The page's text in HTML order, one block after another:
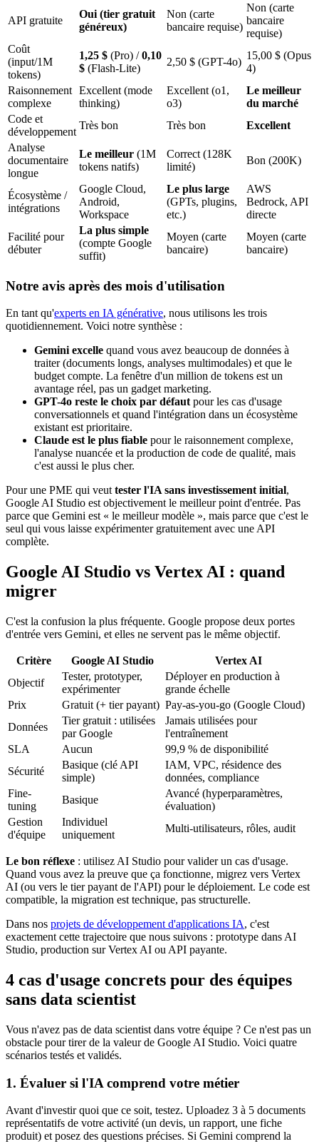
API gratuite
Oui (tier gratuit
généreux)
Non (carte
bancaire requise)
Non (carte
bancaire
requise)
Coût
(input/1M
tokens)
1,25 $ (Pro) /0,10
$ (Flash-Lite)
2,50 $ (GPT-4o)
15,00 $ (Opus
4)
Raisonnement
complexe
Excellent (mode
thinking)
Excellent (o1,
o3)
Le meilleur
du marché
Code et
développement
Très bon Très bon
Excellent
Analyse
documentaire
longue
Le meilleur (1M
tokens natifs)
Correct (128K
limité)
Bon (200K)
Écosystème /
intégrations
Google Cloud,
Android,
Workspace
Le plus large
(GPTs, plugins,
etc.)
AWS
Bedrock, API
directe
Facilité pour
débuter
La plus simple
(compte Google
suffit)
Moyen (carte
bancaire)
Moyen (carte
bancaire)
Notre avis après des mois d'utilisation
En tant qu'experts en IA générative, nous utilisons les trois
quotidiennement. Voici notre synthèse :
Gemini excelle quand vous avez beaucoup de données à
traiter (documents longs, analyses multimodales) et que le
budget compte. La fenêtre d'un million de tokens est un
avantage réel, pas un gadget marketing.
GPT-4o reste le choix par défaut pour les cas d'usage
conversationnels et quand l'intégration dans un écosystème
existant est prioritaire.
Claude est le plus fiable pour le raisonnement complexe,
l'analyse nuancée et la production de code de qualité, mais
c'est aussi le plus cher.
Pour une PME qui veut tester l'IA sans investissement initial,
Google AI Studio est objectivement le meilleur point d'entrée. Pas
parce que Gemini est « le meilleur modèle », mais parce que c'est le
seul qui vous laisse expérimenter gratuitement avec une API
complète.
Google AI Studio vs Vertex AI : quand
migrer
C'est la confusion la plus fréquente. Google propose deux portes
d'entrée vers Gemini, et elles ne servent pas le même objectif.
Critère Google AI Studio
Vertex AI
Objectif
Tester, prototyper,
expérimenter
Déployer en production à
grande échelle
Prix
Gratuit (+ tier payant) Pay-as-you-go (Google Cloud)
Données
Tier gratuit : utilisées
par Google
Jamais utilisées pour
l'entraînement
SLA
Aucun
99,9 % de disponibilité
Sécurité
Basique (clé API
simple)
IAM, VPC, résidence des
données, compliance
Fine-
tuning
Basique
Avancé (hyperparamètres,
évaluation)
Gestion
d'équipe
Individuel
uniquement
Multi-utilisateurs, rôles, audit
Le bon réflexe : utilisez AI Studio pour valider un cas d'usage.
Quand vous avez la preuve que ça fonctionne, migrez vers Vertex
AI (ou vers le tier payant de l'API) pour le déploiement. Le code est
compatible, la migration est technique, pas structurelle.
Dans nos projets de développement d'applications IA, c'est
exactement cette trajectoire que nous suivons : prototype dans AI
Studio, production sur Vertex AI ou API payante.
4 cas d'usage concrets pour des équipes
sans data scientist
Vous n'avez pas de data scientist dans votre équipe ? Ce n'est pas un
obstacle pour tirer de la valeur de Google AI Studio. Voici quatre
scénarios testés et validés.
1. Évaluer si l'IA comprend votre métier
Avant d'investir quoi que ce soit, testez. Uploadez 3 à 5 documents
représentatifs de votre activité (un devis, un rapport, une fiche
produit) et posez des questions précises. Si Gemini comprend la